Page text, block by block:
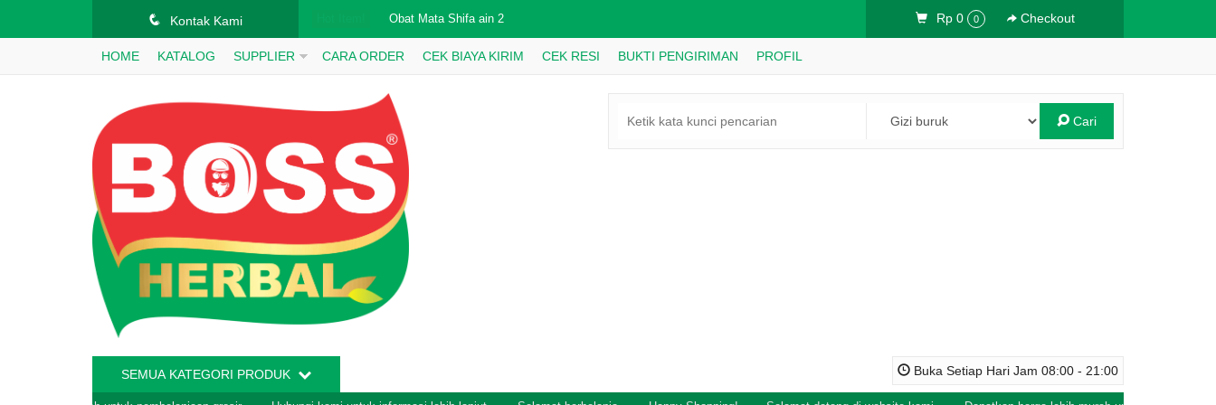
q Kontak Kami Madu Batuk Flek 380 Gram Probaflek
Sabun Sereh Pompia
1 Paket Madu Penyubur Pria dan Wantia
Madu Murni RIAU 1Kg Asy-Syifaa’u
Madu Kuat Alami Super Tonik
THM Obat Telinga Hidung Mata
Obat Mata Shifa ain 2
Rp 0 0 Checkout
HOME KATALOG SUPPLIER CARA ORDER CEK BIAYA KIRIM CEK RESI BUKTI PENGIRIMAN PROFIL
Cari
Buka Setiap Hari Jam 08:00 - 21:00
SEMUA KATEGORI PRODUK